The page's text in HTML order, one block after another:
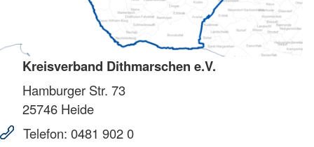
Kreisverband Dithmarschen e.V.
Hamburger Str. 73
25746 Heide
Telefon: 0481 902 0